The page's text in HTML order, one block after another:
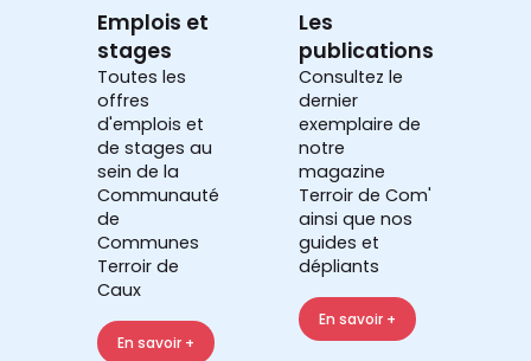
Emplois et
stages
Toutes les
offres
d'emplois et
de stages au
sein de la
Communauté
de
Communes
Terroir de
Caux
En savoir +
Les
publications
Consultez le
dernier
exemplaire de
notre
magazine
Terroir de Com'
ainsi que nos
guides et
dépliants
En savoir +